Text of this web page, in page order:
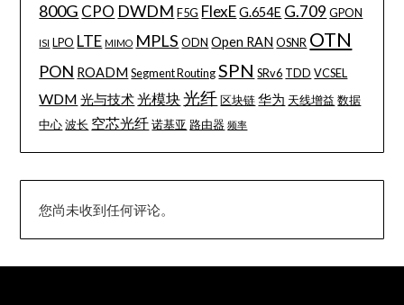
800G CPO DWDM F5G FlexE G.654E G.709 GPON
ISI LPO LTE MIMO MPLS ODN Open RAN OSNR OTN
PON ROADM Segment Routing SPN SRv6 TDD VCSEL
WDM 光与技术 光模块光纤 区块链 华为 天线增益 数据
中心 波长 空芯光纤 诺基亚 路由器 频率
您尚未收到任何评论。